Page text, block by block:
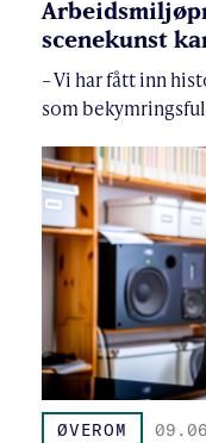
scenekunst
– Vi har fått inn
som
ØVEROM